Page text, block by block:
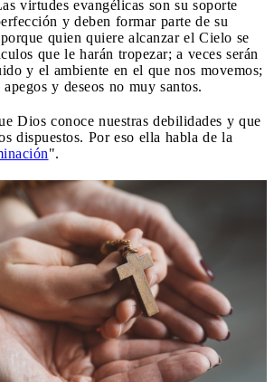
virtudes evangélicas son su soporte
y deben formar parte de su
quien quiere alcanzar el Cielo se
que le harán tropezar; a veces serán
y el ambiente en el que nos movemos;
y deseos no muy santos.
Dios conoce nuestras debilidades y que
dispuestos. Por eso ella habla de la
".